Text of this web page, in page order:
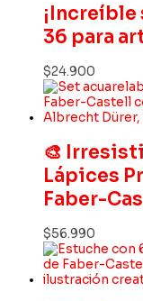
36 para
$24.900
🎨
Lápices
Faber-
$56.990